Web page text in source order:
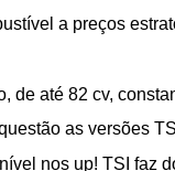
a preços
de até 82 cv,
as versões
nos up! TSI faz